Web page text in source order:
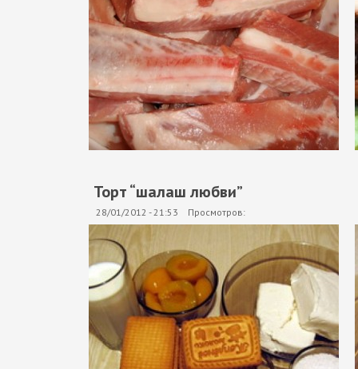
Торт “шалаш любви”
28/01/2012 - 21:53 Просмотров: